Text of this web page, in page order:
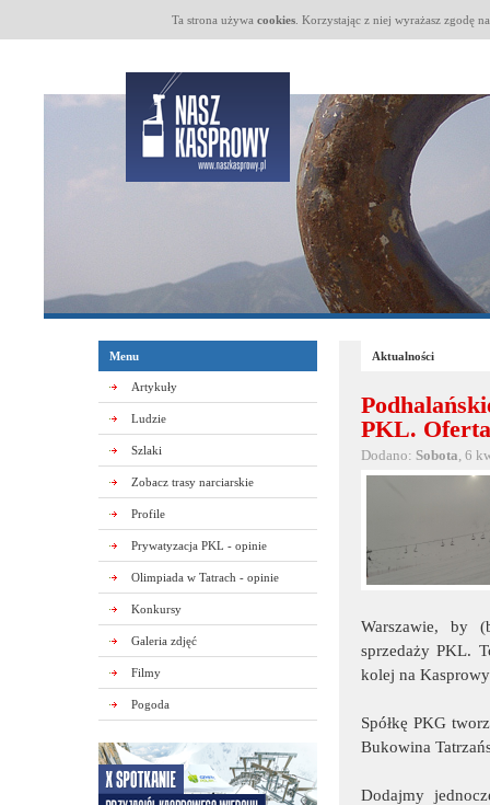
Ta strona używa cookies. Korzystając z niej wyrażasz zgodę
Menu
Artykuły
Ludzie
Szlaki
Zobacz trasy narciarskie
Profile
Prywatyzacja PKL - opinie
Olimpiada w Tatrach - opinie
Konkursy
Galeria zdjęć
Filmy
Pogoda
Aktualności
PKL. Oferta
Dodano: Sobota, 6
Warszawie, by
sprzedaży PKL.
kolej na
Spółkę PKG
Bukowina
Dodajmy